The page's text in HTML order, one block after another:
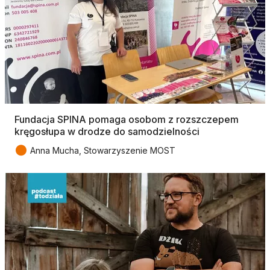
Fundacja SPINA pomaga osobom z rozszczepem
kręgosłupa w drodze do samodzielności
● Anna Mucha, Stowarzyszenie MOST